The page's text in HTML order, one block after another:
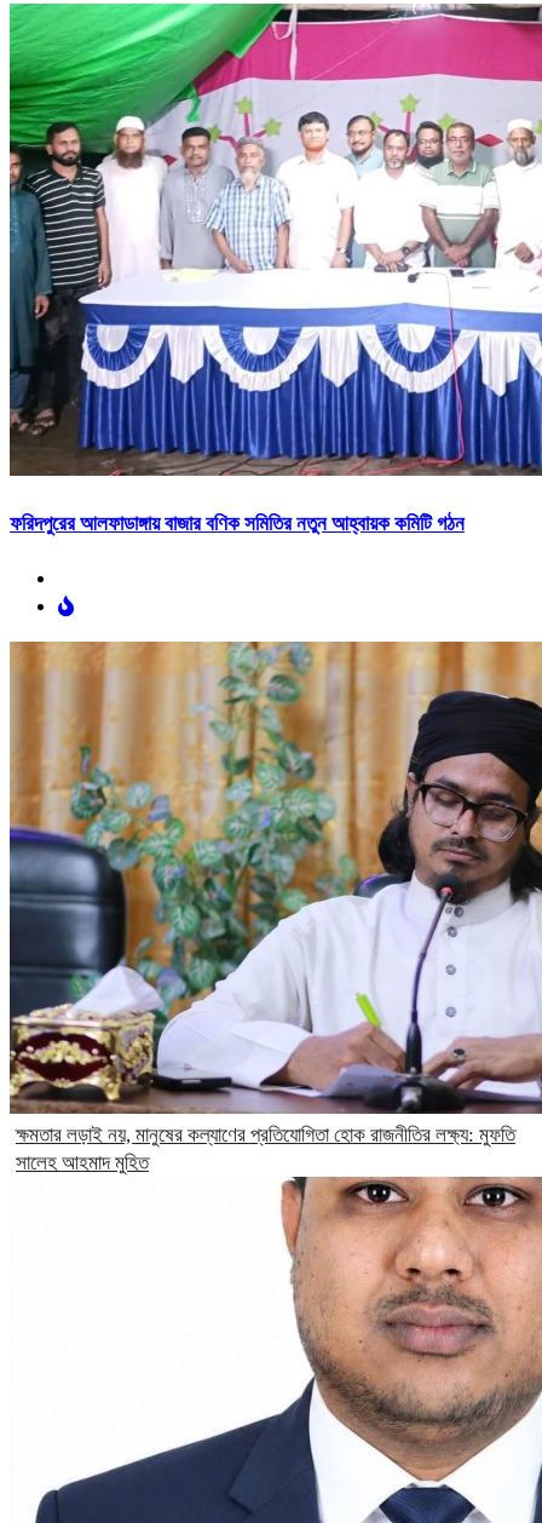
ফরিদপুরের আলফাডাঙ্গায় বাজার বণিক সমিতির নতুন আহ্বায়ক কমিটি গঠন
ক্ষমতার লড়াই নয়, মানুষের কল্যাণের প্রতিযোগিতা হোক রাজনীতির লক্ষ্য: মুফতি
সালেহ আহমাদ মুহিত